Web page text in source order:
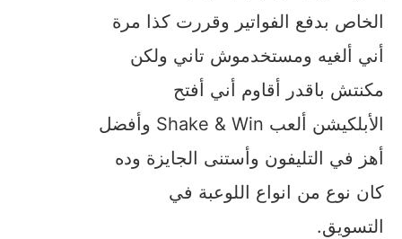
الخاص بدفع الفواتير وقررت كذا مرة
أني ألغيه ومستخدموش تاني ولكن
مكنتش باقدر أقاوم أني أفتح
الأبلكيشن ألعب Shake & Win وأفضل
أهز في التليفون وأستنى الجايزة وده
كان نوع من انواع اللوعبة في
التسويق.